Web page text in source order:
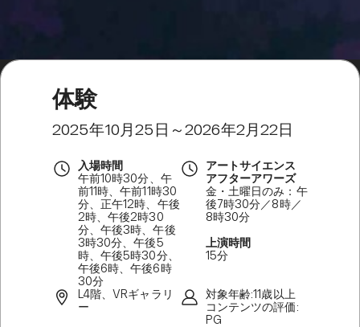
体験
2025年10月25日～2026年2月22日
入場時間
午前10時30分、午
前11時、午前11時30
分、正午12時、午後
2時、午後2時30
分、午後3時、午後
3時30分、午後5
時、午後5時30分、
午後6時、午後6時
30分
アートサイエンス
アフターアワーズ
金・土曜日のみ：午
後7時30分／8時／
8時30分
上演時間
15分
L4階、VRギャラリ
ー
対象年齢:11歳以上
コンテンツの評価:
PG